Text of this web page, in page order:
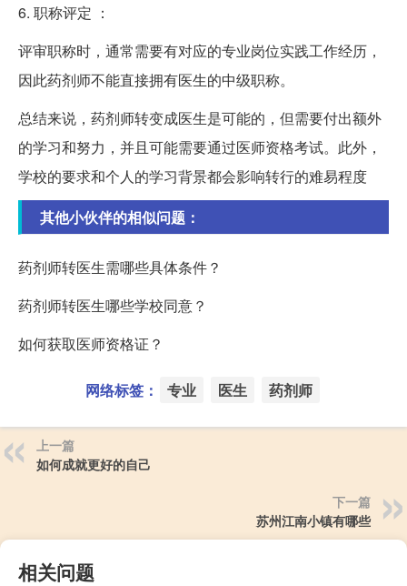
6. 职称评定 ：
评审职称时，通常需要有对应的专业岗位实践工作经历，
因此药剂师不能直接拥有医生的中级职称。
总结来说，药剂师转变成医生是可能的，但需要付出额外
的学习和努力，并且可能需要通过医师资格考试。此外，
学校的要求和个人的学习背景都会影响转行的难易程度
其他小伙伴的相似问题：
药剂师转医生需哪些具体条件？
药剂师转医生哪些学校同意？
如何获取医师资格证？
网络标签： 专业 医生 药剂师
上一篇
如何成就更好的自己
下一篇
苏州江南小镇有哪些
相关问题